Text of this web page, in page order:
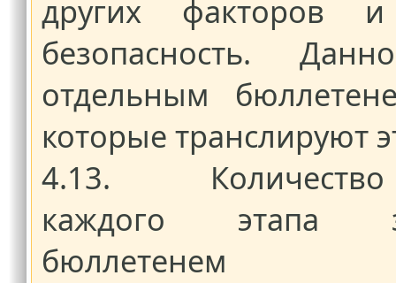
других факторов
безопасность.
отдельным
которые транслируют
4.13. Количество
каждого этапа
бюллетенем